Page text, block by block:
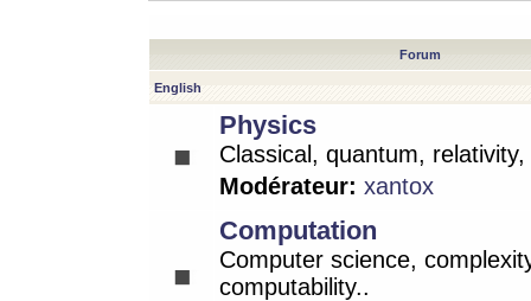
Forum
English
Physics
Classical, quantum,
Modérateur: xantox
Computation
Computer science,
computability..